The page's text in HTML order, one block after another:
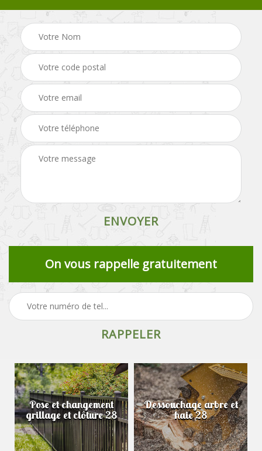
On vous rappelle gratuitement
Pose et changement
grillage et clôture 28
Dessouchage arbre et
haie 28